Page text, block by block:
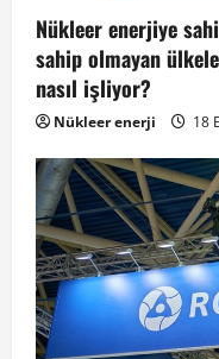
Nükleer enerjiye
sahip olmayan
nasıl işliyor?
Nükleer enerji 18